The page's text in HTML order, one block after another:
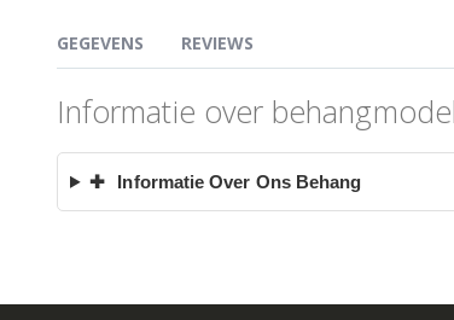
GEGEVENS
Informatie over
✚ Informatie Over Ons Behang
REVIEWS